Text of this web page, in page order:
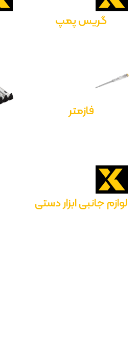
گریس پمپ
فازمتر
لوازم جانبی ابزار دستی